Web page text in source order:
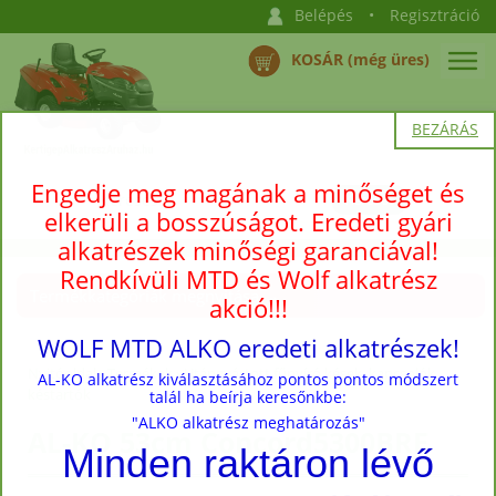
Belépés • Regisztráció
KOSÁR (még üres)
Termékkategóriák megnyitása →
Nyitóoldal›Termékek›Utángyártott fűnyíró kések, kapcsolók,
AL-KO 53cm Concord5300BRE
BEZÁRÁS
Engedje meg magának a minőséget és
elkerüli a bosszúságot. Eredeti gyári
alkatrészek minőségi garanciával!
Rendkívüli MTD és Wolf alkatrész
akció!!!
WOLF MTD ALKO eredeti alkatrészek!
AL-KO alkatrész kiválasztásához pontos pontos módszert
talál ha beírja keresőnkbe:
"ALKO alkatrész meghatározás"
Minden raktáron lévő